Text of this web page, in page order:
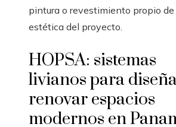
pintura o revestimiento propio de
estética del proyecto.
HOPSA: sistemas
livianos para
renovar espacios
modernos en